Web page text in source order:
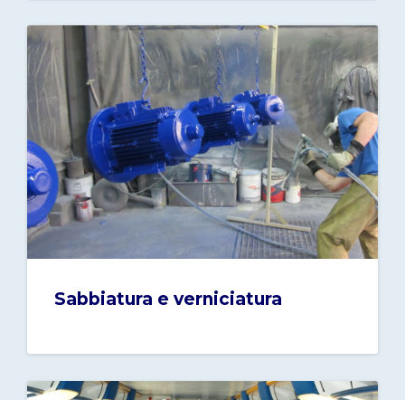
Sabbiatura e verniciatura